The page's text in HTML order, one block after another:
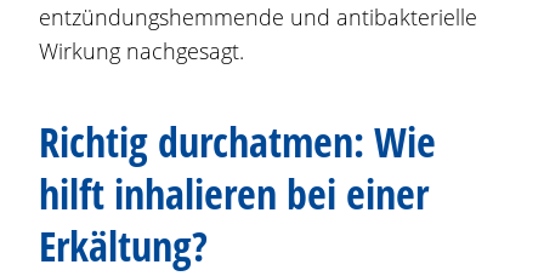
entzündungshemmende und antibakterielle
Wirkung nachgesagt.
Richtig durchatmen: Wie
hilft inhalieren bei einer
Erkältung?